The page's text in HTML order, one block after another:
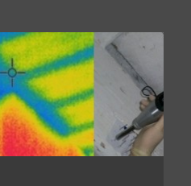
distruttive